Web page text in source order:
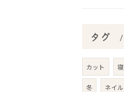
タグ
カット
冬 ネイル